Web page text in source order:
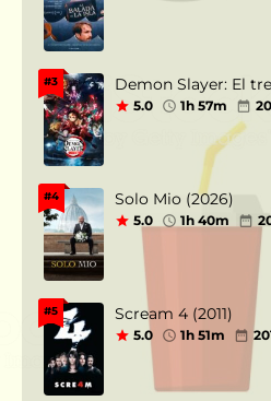
#3 Demon Slayer: El
5.0 1h 57m
#4 Solo Mio (2026)
5.0 1h 40m
#5 Scream 4 (2011)
5.0 1h 51m